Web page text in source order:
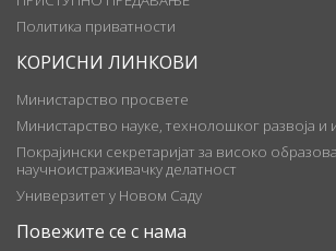
Политика приватности
КОРИСНИ ЛИНКОВИ
Министарство просвете
Министарство науке, технолошког развоја и
Покрајински секретаријат за високо
научноистраживачку делатност
Универзитет у Новом Саду
Повежите се с нама